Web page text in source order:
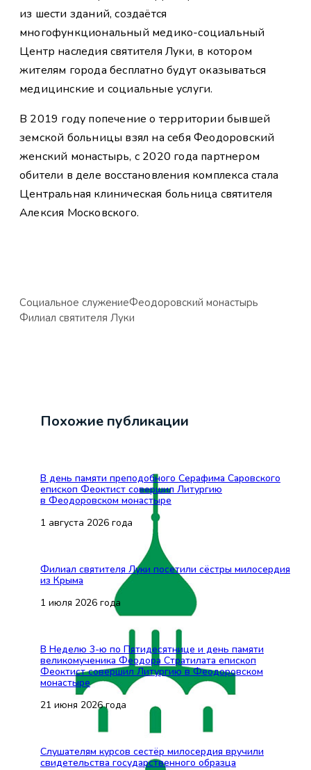
из шести зданий, создаётся
многофункциональный медико-социальный
Центр наследия святителя Луки, в котором
жителям города бесплатно будут оказываться
медицинские и социальные услуги.
В 2019 году попечение о территории бывшей
земской больницы взял на себя Феодоровский
женский монастырь, с 2020 года партнером
обители в деле восстановления комплекса стала
Центральная клиническая больница святителя
Алексия Московского.
Социальное служениеФеодоровский монастырь
Филиал святителя Луки
Похожие публикации
В день памяти преподобного Серафима Саровского
епископ Феоктист совершил Литургию
в Феодоровском монастыре
1 августа 2026 года
Филиал святителя Луки посетили сёстры милосердия
из Крыма
1 июля 2026 года
В Неделю 3-ю по Пятидесятнице и день памяти
великомученика Феодора Стратилата епископ
Феоктист совершил Литургию в Феодоровском
монастыре
21 июня 2026 года
Слушателям курсов сестёр милосердия вручили
свидетельства государственного образца